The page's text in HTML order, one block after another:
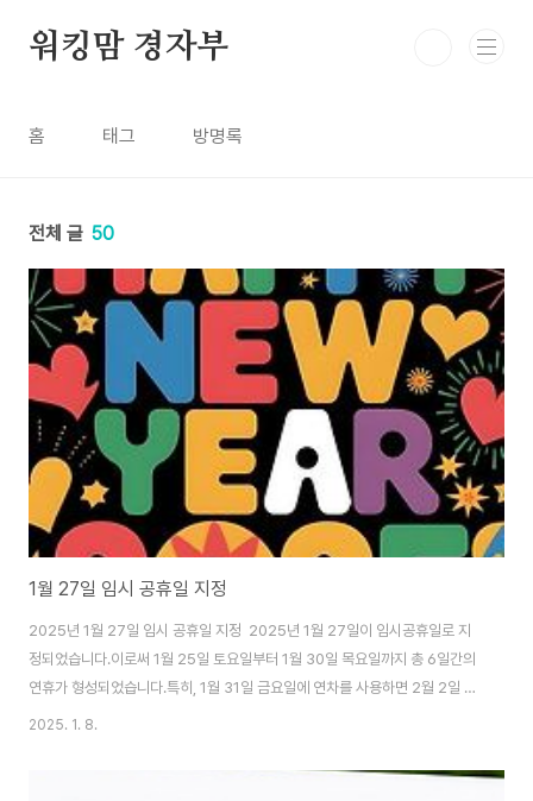
워킹맘 경자부
홈 태그 방명록
전체 글 50
1월 27일 임시 공휴일 지정
2025년 1월 27일 임시 공휴일 지정 2025년 1월 27일이 임시공휴일로 지
정되었습니다.이로써 1월 25일 토요일부터 1월 30일 목요일까지 총 6일간의
연휴가 형성되었습니다.특히, 1월 31일 금요일에 연차를 사용하면 2월 2일 일
요일까지 최대 9일간의 휴식을 취할 수 있습니다.이번 임시공휴일 지정은 내수
훈 국민의힘 정책위의장은 "정부 여당은 내수 진작과 국민들의 휴식권 보장을
2025. 1. 8.